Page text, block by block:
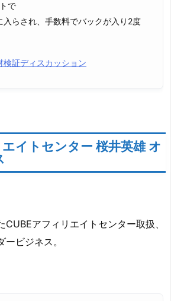
で
入らされ、手数料でバックが入り2度
検証ディスカッション
イトセンター 桜井英雄 オ
アフィリエイトセンター取扱、
ビジネス。